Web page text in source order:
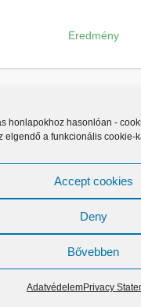
honlapokhoz hasonlóan -
elgendő a funkcionális cookie-
Accept cookies
Deny
Bővebben
AdatvédelemPrivacy
Eredmény
Egerfarmos.hu. A sablont
WordPress